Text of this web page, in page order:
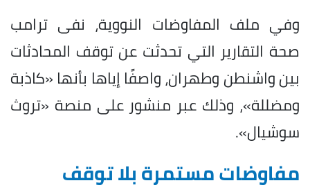
وفي ملف المفاوضات النووية، نفى ترامب
صحة التقارير التي تحدثت عن توقف المحادثات
بين واشنطن وطهران، واصفًا إياها بأنها «كاذبة
ومضللة»، وذلك عبر منشور على منصة «تروث
سوشيال».
مفاوضات مستمرة بلا توقف